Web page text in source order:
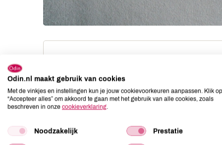
1 onrijpe mango, geschild met
dunschiller
in blokjes van 2 cm
gepeld, in schuine plakjes van
1 1/2 cm dik
Odin.nl maakt gebruik van cookies
Met de vinkjes en instellingen kun je jouw cookievoorkeuren aanpassen. Klik op
“Accepteer alles” om akkoord te gaan met het gebruik van alle cookies, zoals
beschreven in onze cookieverklaring.
Noodzakelijk Prestatie